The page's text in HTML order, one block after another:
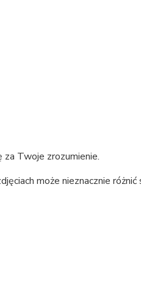
za Twoje zrozumienie.
może nieznacznie